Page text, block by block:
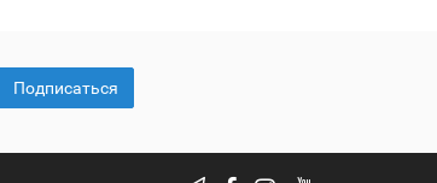
Подписаться